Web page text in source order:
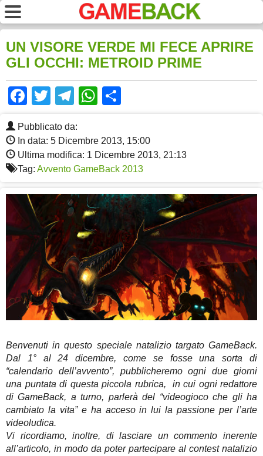
UN VISORE VERDE MI FECE APRIRE
GLI OCCHI: METROID PRIME
Facebook
TwitterTelegram
WhatsApp
Pubblicato da:
In data: 5 Dicembre 2013, 15:00
Ultima modifica: 1 Dicembre 2013, 21:13
Tag: Avvento GameBack 2013
Benvenuti in questo speciale natalizio targato GameBack.
Dal 1° al 24 dicembre, come se fosse una sorta di
“calendario dell’avvento”, pubblicheremo ogni due giorni
una puntata di questa piccola rubrica, in cui ogni redattore
di GameBack, a turno, parlerà del “videogioco che gli ha
cambiato la vita” e ha acceso in lui la passione per l’arte
videoludica.
Vi ricordiamo, inoltre, di lasciare un commento inerente
all’articolo, in modo da poter partecipare al contest natalizio